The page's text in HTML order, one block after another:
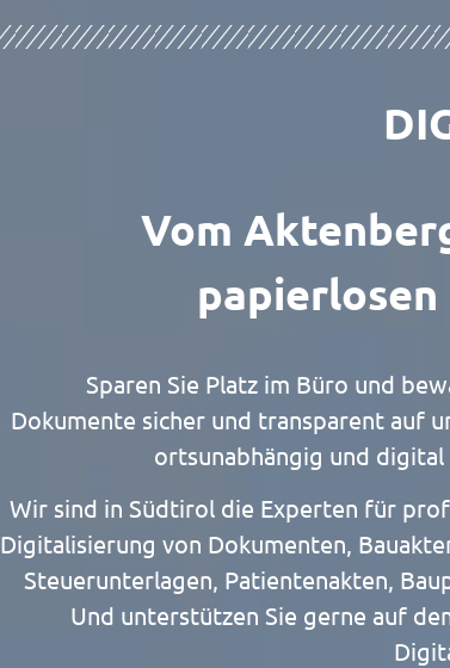
Vom
papierlosen
Sparen Sie Platz im Büro und
Dokumente sicher und transparent auf
ortsunabhängig und digital
Wir sind in Südtirol die Experten für
Digitalisierung von Dokumenten,
Steuerunterlagen, Patientenakten,
Und unterstützen Sie gerne auf